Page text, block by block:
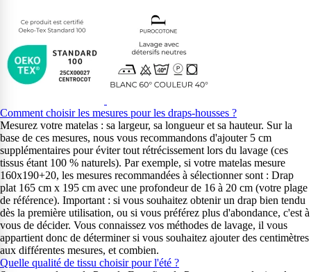
Comment choisir les mesures pour les draps-housses ?
Mesurez votre matelas : sa largeur, sa longueur et sa hauteur. Sur la
base de ces mesures, nous vous recommandons d'ajouter 5 cm
supplémentaires pour éviter tout rétrécissement lors du lavage (ces
tissus étant 100 % naturels). Par exemple, si votre matelas mesure
160x190+20, les mesures recommandées à sélectionner sont : Drap
plat 165 cm x 195 cm avec une profondeur de 16 à 20 cm (votre plage
de référence). Important : si vous souhaitez obtenir un drap bien tendu
dès la première utilisation, ou si vous préférez plus d'abondance, c'est à
vous de décider. Vous connaissez vos méthodes de lavage, il vous
appartient donc de déterminer si vous souhaitez ajouter des centimètres
aux différentes mesures, et combien.
Quelle qualité de tissu choisir pour l'été ?